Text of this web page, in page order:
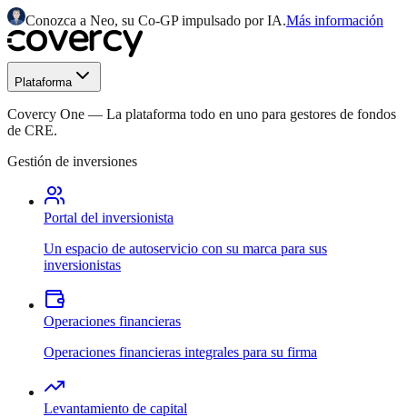
Conozca a Neo, su Co-GP impulsado por IA.Más información
Plataforma
Covercy One — La plataforma todo en uno para gestores de fondos
de CRE.
Gestión de inversiones
Portal del inversionista
Un espacio de autoservicio con su marca para sus
inversionistas
Operaciones financieras
Operaciones financieras integrales para su firma
Levantamiento de capital